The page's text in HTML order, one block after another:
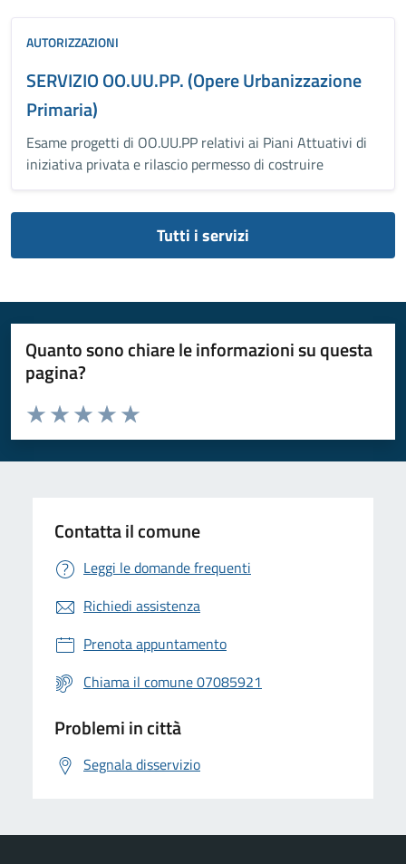
AUTORIZZAZIONI
SERVIZIO OO.UU.PP. (Opere Urbanizzazione
Primaria)
Esame progetti di OO.UU.PP relativi ai Piani Attuativi di
iniziativa privata e rilascio permesso di costruire
Tutti i servizi
Quanto sono chiare le informazioni su questa
pagina?
Valuta da 1 a 5 stelle la pagina
Valuta 5 stelle su 5
Valuta 4 stelle su 5
Valuta 3 stelle su 5
Valuta 2 stelle su 5
Valuta 1 stelle su 5
Contatta il comune
Leggi le domande frequenti
Richiedi assistenza
Prenota appuntamento
Chiama il comune 07085921
Problemi in città
Segnala disservizio